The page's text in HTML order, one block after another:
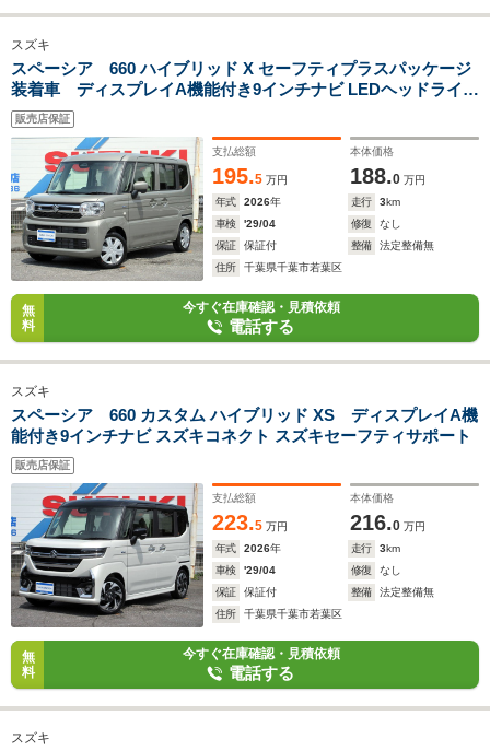
スズキ
スペーシア 660 ハイブリッド X セーフティプラスパッケージ
装着車 ディスプレイA機能付き9インチナビ LEDヘッドライト
スズキコネクト スズキセーフティサポート
販売店保証
支払総額
195.5 万円
本体価格
188.0 万円
年式
2026年 走行 3km
車検
'29/04 修復
なし
保証
保証付 整備
法定整備無
住所
千葉県千葉市若葉区
無
料
今すぐ在庫確認・見積依頼
電話する
スズキ
スペーシア 660 カスタム ハイブリッド XS ディスプレイA機
能付き9インチナビ スズキコネクト スズキセーフティサポート
販売店保証
支払総額
223.5 万円
本体価格
216.0 万円
年式
2026年 走行 3km
車検
'29/04 修復
なし
保証
保証付 整備
法定整備無
住所
千葉県千葉市若葉区
無
料
今すぐ在庫確認・見積依頼
電話する
スズキ